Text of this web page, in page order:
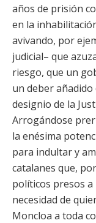
años de prisión
en la
avivando, por
judicial– que
riesgo, que un
un deber
designio de la
Arrogándose
la enésima
para indultar y
catalanes que,
políticos presos
necesidad de
Moncloa a toda